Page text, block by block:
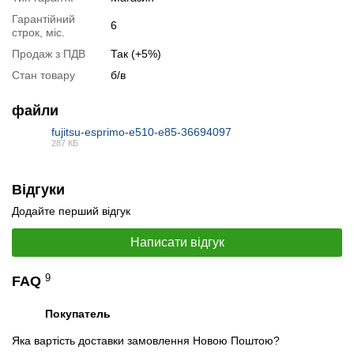
Слідкувати в Instagram
Слідкувати на Facebook
Гарантійний
строк, міс.
6
Продаж з ПДВ
Так (+5%)
Стан товару
б/в
файли
fujitsu-esprimo-e510-e85-36694097
287 КБ
Відгуки
Додайте перший відгук
Написати відгук
FAQ 9
Покупатель
Яка вартість доставки замовлення Новою Поштою?